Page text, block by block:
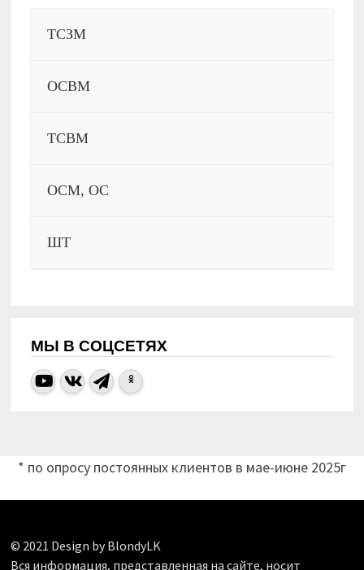
ТСЗМ
ОСВМ
ТСВМ
ОСМ, ОС
ШТ
МЫ В СОЦСЕТЯХ
* по опросу постоянных клиентов в мае-июне 2025г
© 2021 Design by BlondyLK
Вся информация, представленная на сайте, носит